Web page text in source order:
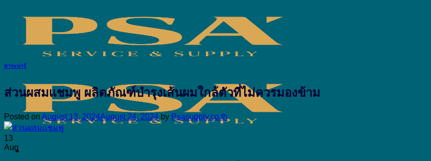
สาระน่ารู้
ส่วนผสมแชมพู ผลิตภัณฑ์บำรุงเส้นผมใกล้ตัวที่ไม่ควรมองข้าม
Posted on August 13, 2024August 24, 2024 by Psasupply.co.th
13
Aug